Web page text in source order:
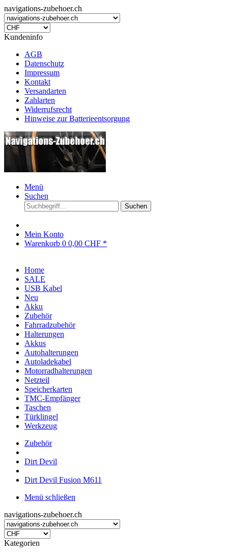
navigations-zubehoer.ch
Kundeninfo
AGB
Datenschutz
Impressum
Kontakt
Versandarten
Zahlarten
Widerrufsrecht
Hinweise zur Batterieentsorgung
Menü
Suchen
Suchen
Mein Konto
Warenkorb 0 0,00 CHF *
Home
SALE
USB Kabel
Neu
Akku
Zubehör
Fahrradzubehör
Halterungen
Akkus
Autohalterungen
Autoladekabel
Motorradhalterungen
Netzteil
Speicherkarten
TMC-Empfänger
Taschen
Türklingel
Werkzeug
Zubehör
Dirt Devil
Dirt Devil Fusion M611
Menü schließen
navigations-zubehoer.ch
Kategorien